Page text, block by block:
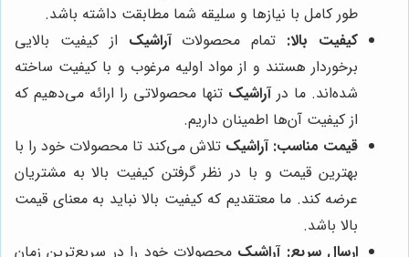
طور کامل با نیازها و سلیقه شما مطابقت داشته باشد.
کیفیت بالا: تمام محصولاتآراشیک از کیفیت بالایی
برخوردار هستند و از مواد اولیه مرغوب و با کیفیت ساخته
شده‌اند. ما درآراشیک تنها محصولاتی را ارائه می‌دهیم که
از کیفیت آن‌ها اطمینان داریم.
قیمت مناسب: آراشیک تلاش می‌کند تا محصولات خود را با
بهترین قیمت و با در نظر گرفتن کیفیت بالا به مشتریان
عرضه کند. ما معتقدیم که کیفیت بالا نباید به معنای قیمت
بالا باشد.
ارسال سریع: آراشیک محصولات خود را در سریع‌ترین زمان